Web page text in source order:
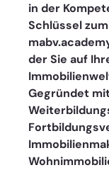
in der
Schlüssel
der Sie auf
Gegründet